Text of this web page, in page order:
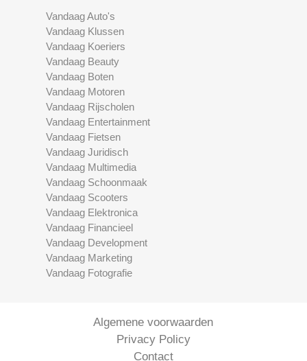
Vandaag Auto's
Vandaag Klussen
Vandaag Koeriers
Vandaag Beauty
Vandaag Boten
Vandaag Motoren
Vandaag Rijscholen
Vandaag Entertainment
Vandaag Fietsen
Vandaag Juridisch
Vandaag Multimedia
Vandaag Schoonmaak
Vandaag Scooters
Vandaag Elektronica
Vandaag Financieel
Vandaag Development
Vandaag Marketing
Vandaag Fotografie
Algemene voorwaarden
Privacy Policy
Contact